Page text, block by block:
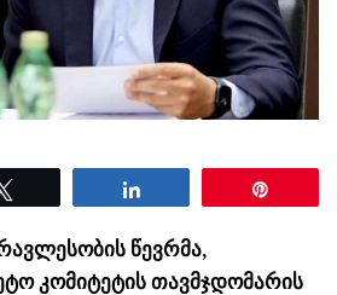
წევრმა,
კომიტეტის თავმჯდომარის